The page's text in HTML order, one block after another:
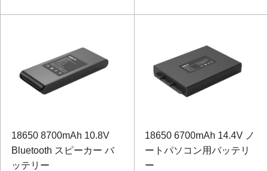
18650 8700mAh 10.8V
Bluetooth スピーカー バ
ッテリー
18650 6700mAh 14.4V ノ
ートパソコン用バッテリ
ー